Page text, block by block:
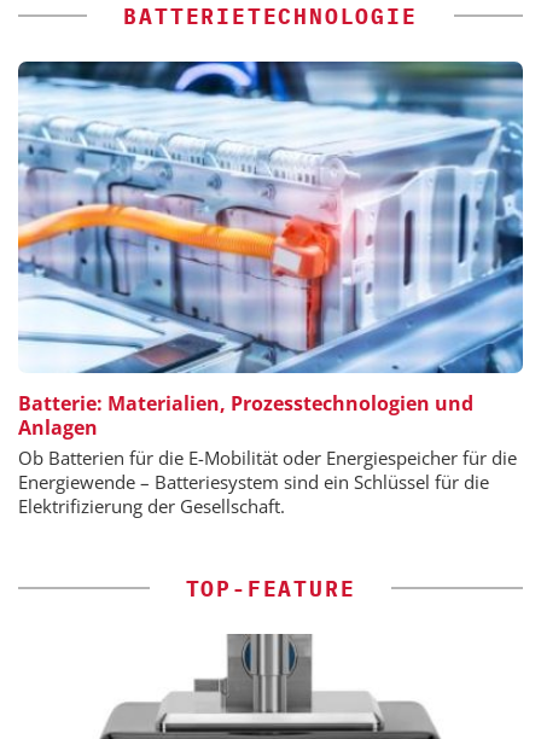
BATTERIETECHNOLOGIE
Batterie: Materialien, Prozesstechnologien und
Anlagen
Ob Batterien für die E-Mobilität oder Energiespeicher für die
Energiewende – Batteriesystem sind ein Schlüssel für die
Elektrifizierung der Gesellschaft.
TOP-FEATURE